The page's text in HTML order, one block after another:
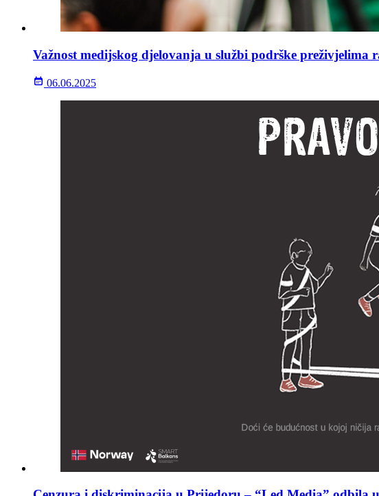
Važnost medijskog djelovanja u službi podrške preživjelima
06.06.2025